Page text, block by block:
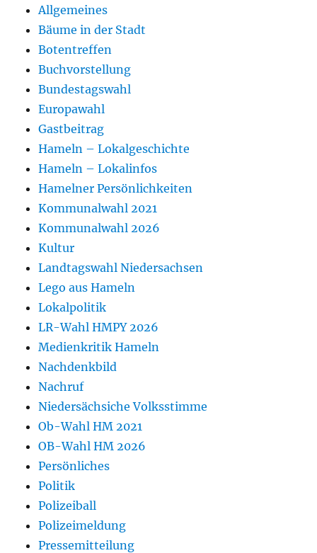
Allgemeines
Bäume in der Stadt
Botentreffen
Buchvorstellung
Bundestagswahl
Europawahl
Gastbeitrag
Hameln – Lokalgeschichte
Hameln – Lokalinfos
Hamelner Persönlichkeiten
Kommunalwahl 2021
Kommunalwahl 2026
Kultur
Landtagswahl Niedersachsen
Lego aus Hameln
Lokalpolitik
LR-Wahl HMPY 2026
Medienkritik Hameln
Nachdenkbild
Nachruf
Niedersächsiche Volksstimme
Ob-Wahl HM 2021
OB-Wahl HM 2026
Persönliches
Politik
Polizeiball
Polizeimeldung
Pressemitteilung